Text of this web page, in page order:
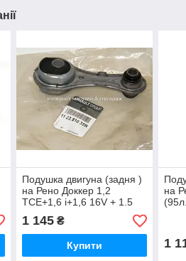
Подушка двигуна (задня )
на Рено Доккер 1,2
TCE+1,6 i+1,6 16V + 1.5
dCi RENAULT (Оригінал)
112381035R
1 145₴
Купити
на
1